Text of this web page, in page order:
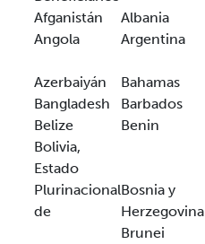
Afganistán
Albania
Angola
Argentina
Azerbaiyán Bahamas
Bangladesh
Barbados
Belize
Benin
Bolivia,
Estado
Plurinacional
de
Bosnia y
Herzegovina
Brunei